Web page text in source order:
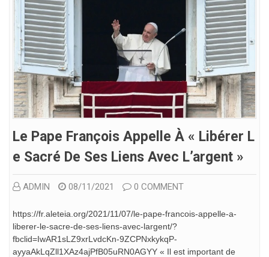
Le Pape François Appelle À « Libérer L
E Sacré De Ses Liens Avec L’argent »
ADMIN 08/11/2021 0 COMMENT
https://fr.aleteia.org/2021/11/07/le-pape-francois-appelle-a-
liberer-le-sacre-de-ses-liens-avec-largent/?
fbclid=IwAR1sLZ9xrLvdcKn-9ZCPNxkykqP-
ayyaAkLqZll1XAz4ajPfB05uRN0AGYY « Il est important de